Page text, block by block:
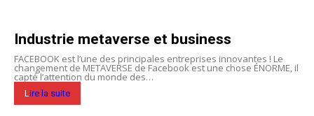
Industrie metaverse et business
FACEBOOK est l’une des principales entreprises innovantes ! Le
changement de METAVERSE de Facebook est une chose ÉNORME, il
capté l’attention du monde des…
Lire la suite